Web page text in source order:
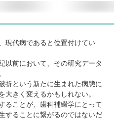
現代病であると位置付けてい
以前において、その研究データ
折という新たに生まれた病態に
大きく変えるかもしれない。
ることが、歯科補綴学にとって
することに繋がるのではないだ